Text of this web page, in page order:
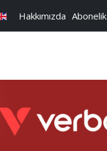
Hakkımızda Abonelik